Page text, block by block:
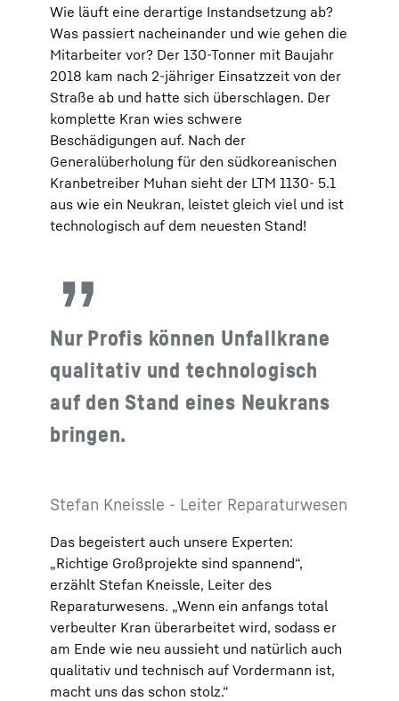
Wie läuft eine derartige Instandsetzung ab?
Was passiert nacheinander und wie gehen die
Mitarbeiter vor? Der 130-Tonner mit Baujahr
2018 kam nach 2-jähriger Einsatzzeit von der
Straße ab und hatte sich überschlagen. Der
komplette Kran wies schwere
Beschädigungen auf. Nach der
Generalüberholung für den südkoreanischen
Kranbetreiber Muhan sieht der LTM 1130- 5.1
aus wie ein Neukran, leistet gleich viel und ist
technologisch auf dem neuesten Stand!
Nur Profis können Unfallkrane
qualitativ und technologisch
auf den Stand eines Neukrans
bringen.
Stefan Kneissle - Leiter Reparaturwesen
Das begeistert auch unsere Experten:
„Richtige Großprojekte sind spannend“,
erzählt Stefan Kneissle, Leiter des
Reparaturwesens. „Wenn ein anfangs total
verbeulter Kran überarbeitet wird, sodass er
am Ende wie neu aussieht und natürlich auch
qualitativ und technisch auf Vordermann ist,
macht uns das schon stolz.“